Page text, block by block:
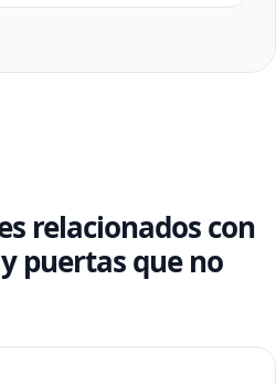
relacionados con
puertas que no